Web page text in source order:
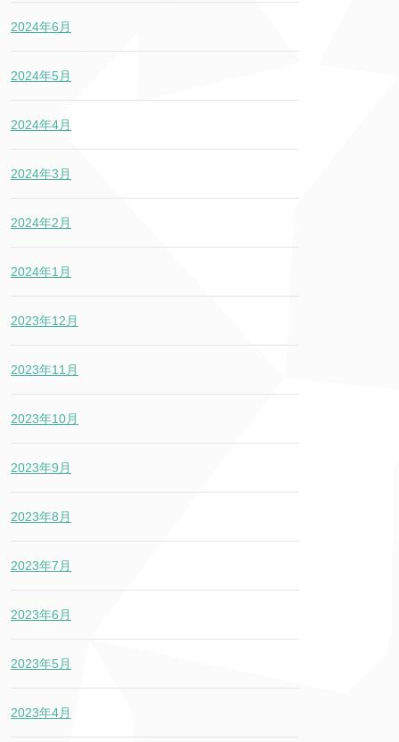
2024年6月
2024年5月
2024年4月
2024年3月
2024年2月
2024年1月
2023年12月
2023年11月
2023年10月
2023年9月
2023年8月
2023年7月
2023年6月
2023年5月
2023年4月